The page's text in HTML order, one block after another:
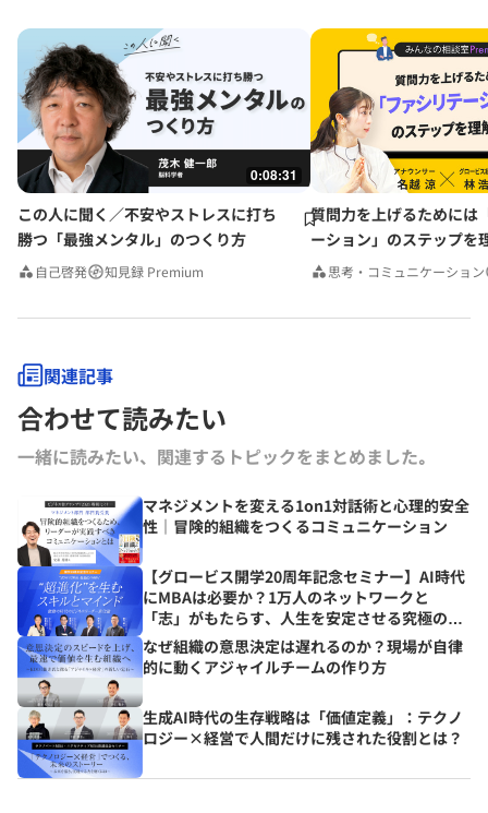
0:08:31
この人に聞く／不安やストレスに打ち
勝つ「最強メンタル」のつくり方
自己啓発 知見録 Premium
質問力を上げるためには
ーション」のステップを
みんなの相談室Premium
思考・コミュニケーション
関連記事
合わせて読みたい
一緒に読みたい、関連するトピックをまとめました｡
マネジメントを変える1on1対話術と心理的安全
性｜冒険的組織をつくるコミュニケーション
【グロービス開学20周年記念セミナー】AI時代
にMBAは必要か？1万人のネットワークと
「志」がもたらす、人生を安定させる究極の資
産とは？
なぜ組織の意思決定は遅れるのか？現場が自律
的に動くアジャイルチームの作り方
生成AI時代の生存戦略は「価値定義」：テクノ
ロジー×経営で人間だけに残された役割とは？